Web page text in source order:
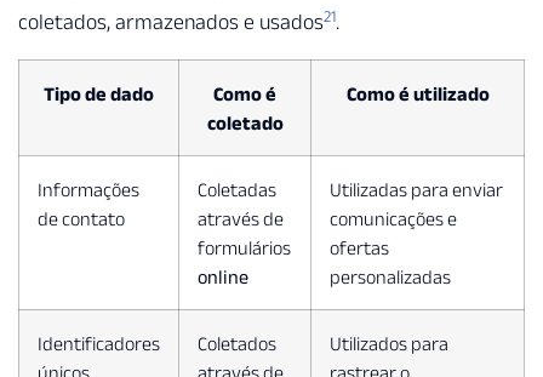
coletados, armazenados e usados21.
Tipo de dado
Como é
coletado
Como é utilizado
Informações
de contato
Coletadas
através de
formulários
online
Utilizadas para enviar
comunicações e
ofertas
personalizadas
Identificadores
únicos
Coletados
através de
Utilizados para
rastrear o